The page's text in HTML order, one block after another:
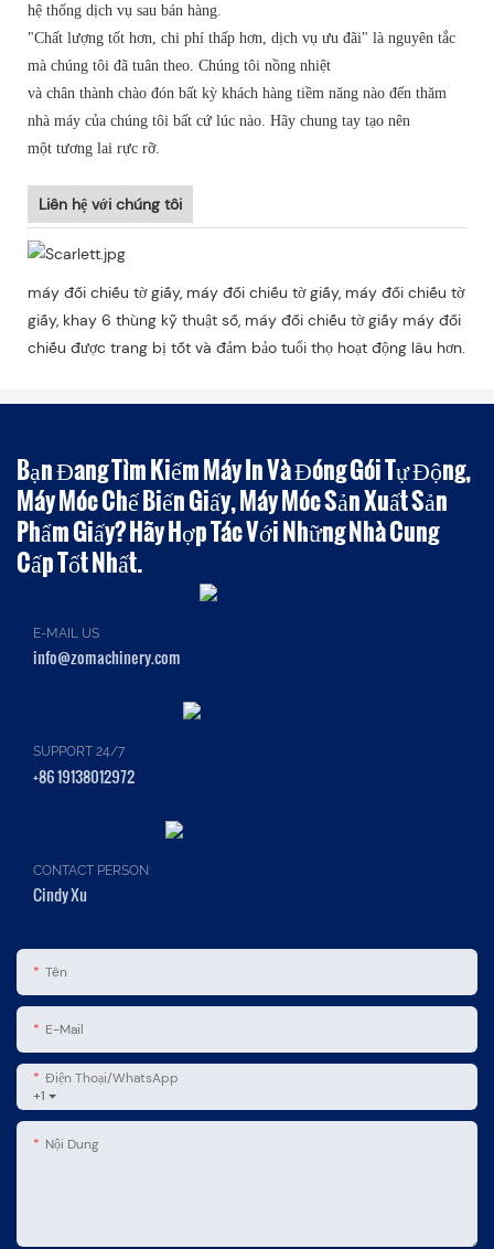
hệ thống dịch vụ sau bán hàng.
"Chất lượng tốt hơn, chi phí thấp hơn, dịch vụ ưu đãi" là nguyên tắc
mà chúng tôi đã tuân theo. Chúng tôi nồng nhiệt
và chân thành chào đón bất kỳ khách hàng tiềm năng nào đến thăm
nhà máy của chúng tôi bất cứ lúc nào. Hãy chung tay tạo nên
một tương lai rực rỡ.
Liên hệ với chúng tôi
máy đối chiếu tờ giấy, máy đối chiếu tờ giấy, máy đối chiếu tờ
giấy, khay 6 thùng kỹ thuật số, máy đối chiếu tờ giấy máy đối
chiếu được trang bị tốt và đảm bảo tuổi thọ hoạt động lâu hơn.
Bạn Đang Tìm Kiếm Máy In Và Đóng Gói Tự Động,
Máy Móc Chế Biến Giấy, Máy Móc Sản Xuất Sản
Phẩm Giấy? Hãy Hợp Tác Với Những Nhà Cung
Cấp Tốt Nhất.
E-MAIL US
info@zomachinery.com
SUPPORT 24/7
+86 19138012972
CONTACT PERSON:
Cindy Xu
Tên
E-Mail
+1
Điện Thoại/WhatsApp
Nội Dung